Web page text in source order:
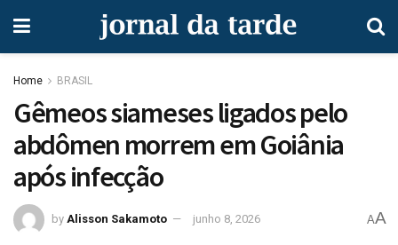
Home BRASIL
Gêmeos siameses ligados pelo
abdômen morrem em Goiânia
após infecção
by Alisson Sakamoto junho 8, 2026 AA